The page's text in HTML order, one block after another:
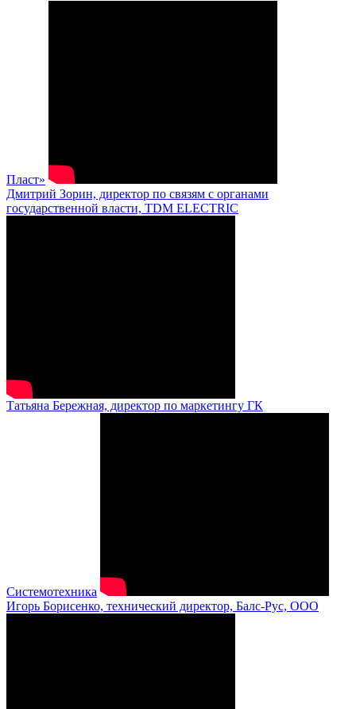
Пласт»
Дмитрий Зорин, директор по связям с органами
государственной власти, TDM ELECTRIC
Татьяна Бережная, директор по маркетингу ГК
Системотехника
Игорь Борисенко, технический директор, Балс-Рус, ООО